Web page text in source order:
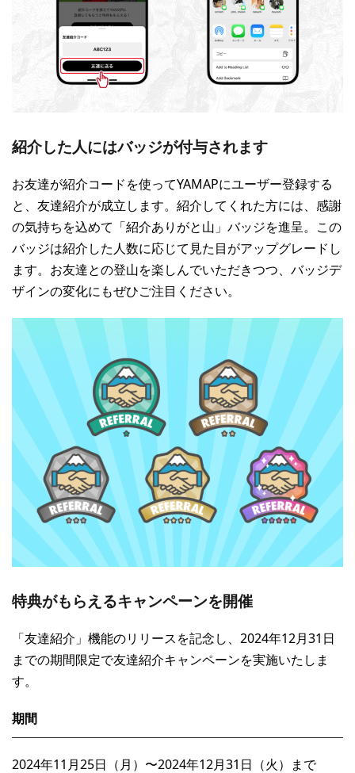
紹介した人にはバッジが付与されます
お友達が紹介コードを使ってYAMAPにユーザー登録する
と、友達紹介が成立します。紹介してくれた方には、感謝
の気持ちを込めて「紹介ありがと山」バッジを進呈。この
バッジは紹介した人数に応じて見た目がアップグレードし
ます。お友達との登山を楽しんでいただきつつ、バッジデ
ザインの変化にもぜひご注目ください。
特典がもらえるキャンペーンを開催
「友達紹介」機能のリリースを記念し、2024年12月31日
までの期間限定で友達紹介キャンペーンを実施いたしま
す。
期間
2024年11月25日（月）〜2024年12月31日（火）まで